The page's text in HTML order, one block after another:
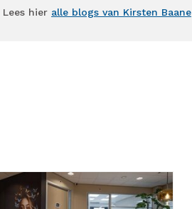
Lees hier alle blogs van Kirsten Baane